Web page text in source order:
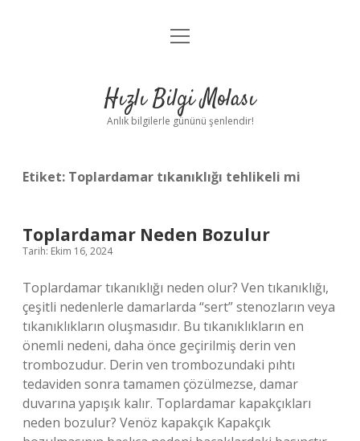
Anasayfa
Yasal Uyarı
menüyü
Hızlı Bilgi Molası
Anlık bilgilerle gününü şenlendir!
Etiket: Toplardamar tıkanıklığı tehlikeli mi
Toplardamar Neden Bozulur
Tarih: Ekim 16, 2024
Toplardamar tıkanıklığı neden olur? Ven tıkanıklığı,
çeşitli nedenlerle damarlarda “sert” stenozların veya
tıkanıklıkların oluşmasıdır. Bu tıkanıklıkların en
önemli nedeni, daha önce geçirilmiş derin ven
trombozudur. Derin ven trombozundaki pıhtı
tedaviden sonra tamamen çözülmezse, damar
duvarına yapışık kalır. Toplardamar kapakçıkları
neden bozulur? Venöz kapakçık Kapakçık